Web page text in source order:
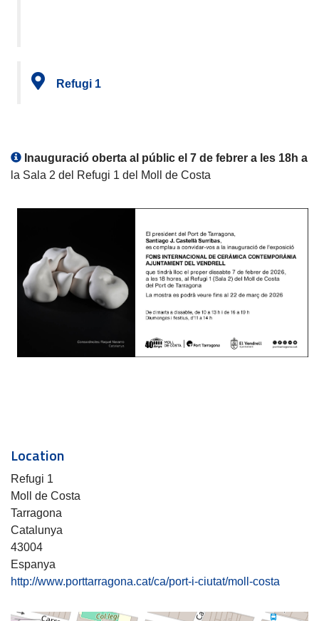
Refugi 1
Inauguració oberta al públic el 7 de febrer a les 18h a
la Sala 2 del Refugi 1 del Moll de Costa
Location
Refugi 1
Moll de Costa
Tarragona
Catalunya
43004
Espanya
http://www.porttarragona.cat/ca/port-i-ciutat/moll-costa